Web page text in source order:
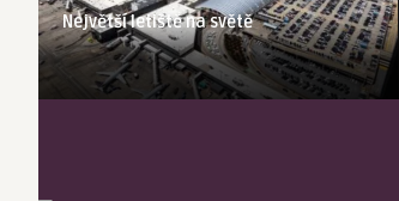
Největší letiště na světě